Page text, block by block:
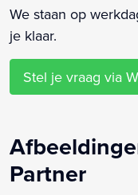
Elektronisch
Getint glas
Parkeersensor achter
Radio CD speler
Stuurbekrachtiging
Stuur verstelbaar
We staan op
je klaar.
Stel je vraag via
Partner